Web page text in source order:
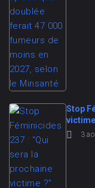
Stop
victime
3